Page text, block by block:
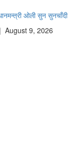
ओलीसुन सुनचाँदी
| August 9, 2026